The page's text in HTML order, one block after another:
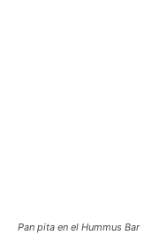
Pan pita en el Hummus Bar